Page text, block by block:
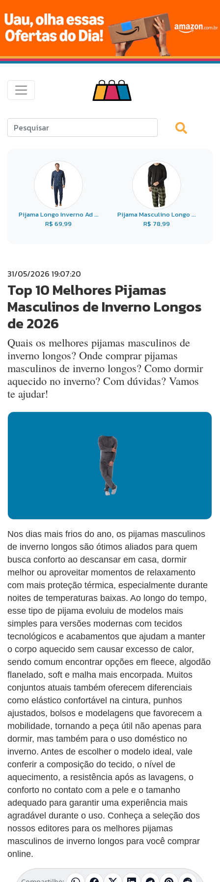
Pijama Longo Inverno Ad ...
R$ 69,99
Pijama Masculino Longo ...
R$ 78,99
31/05/2026 19:07:20
Top 10 Melhores Pijamas
Masculinos de Inverno Longos
de 2026
Quais os melhores pijamas masculinos de
inverno longos? Onde comprar pijamas
masculinos de inverno longos? Como dormir
aquecido no inverno? Com dúvidas? Vamos
te ajudar!
Nos dias mais frios do ano, os pijamas masculinos
de inverno longos são ótimos aliados para quem
busca conforto ao descansar em casa, dormir
melhor ou aproveitar momentos de relaxamento
com mais proteção térmica, especialmente durante
noites de temperaturas baixas. Ao longo do tempo,
esse tipo de pijama evoluiu de modelos mais
simples para versões modernas com tecidos
tecnológicos e acabamentos que ajudam a manter
o corpo aquecido sem causar excesso de calor,
sendo comum encontrar opções em fleece, algodão
flanelado, soft e malha mais encorpada. Muitos
conjuntos atuais também oferecem diferenciais
como elástico confortável na cintura, punhos
ajustados, bolsos e modelagens que favorecem a
mobilidade, tornando a peça útil não apenas para
dormir, mas também para o uso doméstico no
inverno. Antes de escolher o modelo ideal, vale
conferir a composição do tecido, o nível de
aquecimento, a resistência após as lavagens, o
conforto no contato com a pele e o tamanho
adequado para garantir uma experiência mais
agradável durante o uso. Conheça a seleção dos
nossos editores para os melhores pijamas
masculinos de inverno longos para você comprar
online.